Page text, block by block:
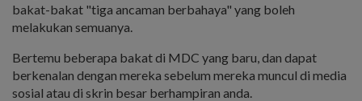
bakat-bakat "tiga ancaman berbahaya" yang boleh
melakukan semuanya.
Bertemu beberapa bakat di MDC yang baru, dan dapat
berkenalan dengan mereka sebelum mereka muncul di media
sosial atau di skrin besar berhampiran anda.